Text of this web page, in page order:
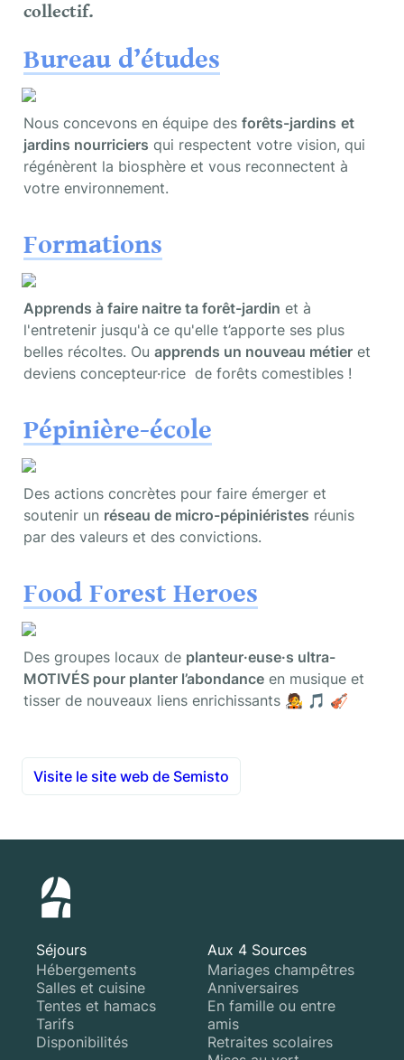
collectif.
Bureau d’études
Nous concevons en équipe des forêts-jardins et
jardins nourriciers qui respectent votre vision, qui
régénèrent la biosphère et vous reconnectent à
votre environnement.
Formations
Apprends à faire naitre ta forêt-jardin et à
l'entretenir jusqu'à ce qu'elle t’apporte ses plus
belles récoltes. Ou apprends un nouveau métier et
deviens concepteur·rice  de forêts comestibles !
Pépinière-école
Des actions concrètes pour faire émerger et
soutenir un réseau de micro-pépiniéristes réunis
par des valeurs et des convictions.
Food Forest Heroes
Des groupes locaux de planteur·euse·s ultra-
MOTIVÉS pour planter l’abondance en musique et
tisser de nouveaux liens enrichissants 🧑‍🎤 🎵 🎻
Visite le site web de Semisto
Séjours
Hébergements
Salles et cuisine
Tentes et hamacs
Tarifs
Disponibilités
Aux 4 Sources
Mariages champêtres
Anniversaires
En famille ou entre
amis
Retraites scolaires